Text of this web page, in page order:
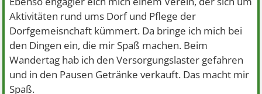
Aktivitäten rund ums Dorf und Pflege der
Dorfgemeisnchaft kümmert. Da bringe ich mich bei
den Dingen ein, die mir Spaß machen. Beim
Wandertag hab ich den Versorgungslaster gefahren
und in den Pausen Getränke verkauft. Das macht mir
Spaß.